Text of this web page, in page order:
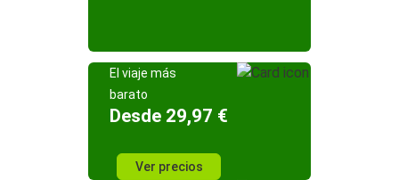
El viaje más
barato
Desde 29,97 €
Ver precios